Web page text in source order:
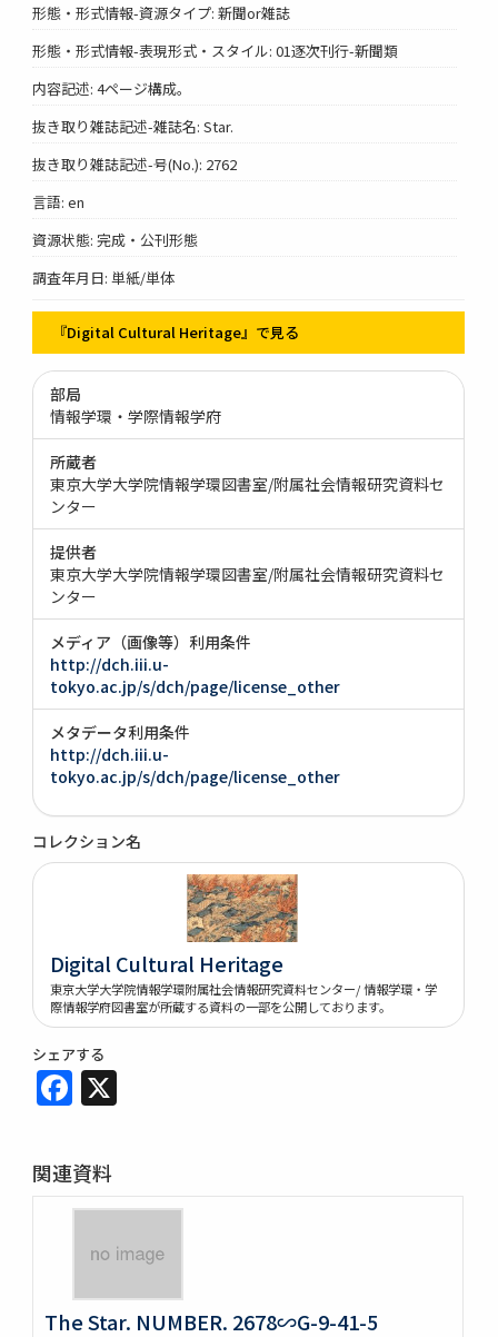
形態・形式情報-資源タイプ: 新聞or雑誌
形態・形式情報-表現形式・スタイル: 01逐次刊行-新聞類
内容記述: 4ページ構成。
抜き取り雑誌記述-雑誌名: Star.
抜き取り雑誌記述-号(No.): 2762
言語: en
資源状態: 完成・公刊形態
調査年月日: 単紙/単体
『Digital Cultural Heritage』で見る
部局
情報学環・学際情報学府
所蔵者
東京大学大学院情報学環図書室/附属社会情報研究資料セ
ンター
提供者
東京大学大学院情報学環図書室/附属社会情報研究資料セ
ンター
メディア（画像等）利用条件
http://dch.iii.u-
tokyo.ac.jp/s/dch/page/license_other
メタデータ利用条件
http://dch.iii.u-
tokyo.ac.jp/s/dch/page/license_other
コレクション名
Digital Cultural Heritage
東京大学大学院情報学環附属社会情報研究資料センター/ 情報学環・学
際情報学府図書室が所蔵する資料の一部を公開しております。
シェアする
Facebook
関連資料
The Star. NUMBER. 2678∽G-9-41-5